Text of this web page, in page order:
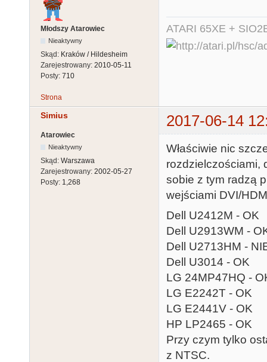
Młodszy Atarowiec
Nieaktywny
Skąd: Kraków / Hildesheim
Zarejestrowany: 2010-05-11
Posty: 710
ATARI 65XE +
Strona
Simius 2017-06-14
Atarowiec
Nieaktywny
Skąd: Warszawa
Zarejestrowany: 2002-05-27
Posty: 1,268
Właściwie nic
rozdzielczościami,
sobie z tym radzą
wejściami DVI/
Dell U2412M - OK
Dell U2913WM -
Dell U2713HM -
Dell U3014 - OK
LG 24MP47HQ -
LG E2242T - OK
LG E2441V - OK
HP LP2465 - OK
Przy czym tylko
z NTSC.